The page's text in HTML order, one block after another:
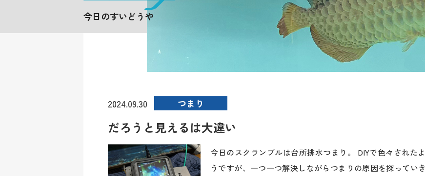
今日のすいどうや
2024.09.30 つまり
だろうと見えるは大違い
今日のスクランブルは台所排水つまり。 DIYで色々されたよ
うですが、一つ一つ解決しながらつまりの原因を探っていき